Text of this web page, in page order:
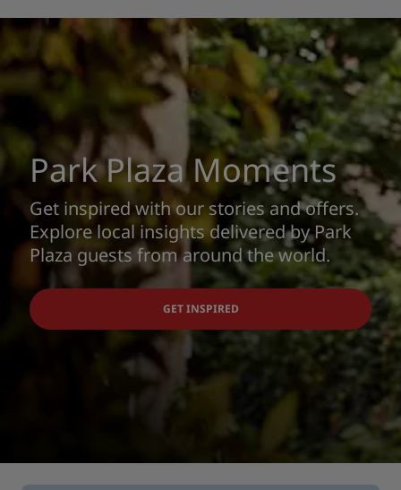
Park Plaza Moments
Get inspired with our stories and offers.
Explore local insights delivered by Park
Plaza guests from around the world.
GET INSPIRED